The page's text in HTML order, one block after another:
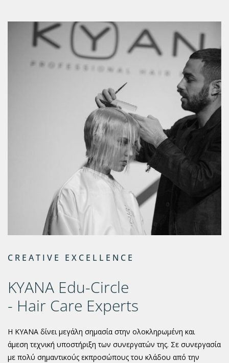
CREATIVE EXCELLENCE
KYANA Edu-Circle
- Hair Care Experts
H KYANA δίνει μεγάλη σημασία στην ολοκληρωμένη και
άμεση τεχνική υποστήριξη των συνεργατών της. Σε συνεργασία
με πολύ σημαντικούς εκπροσώπους του κλάδου από την